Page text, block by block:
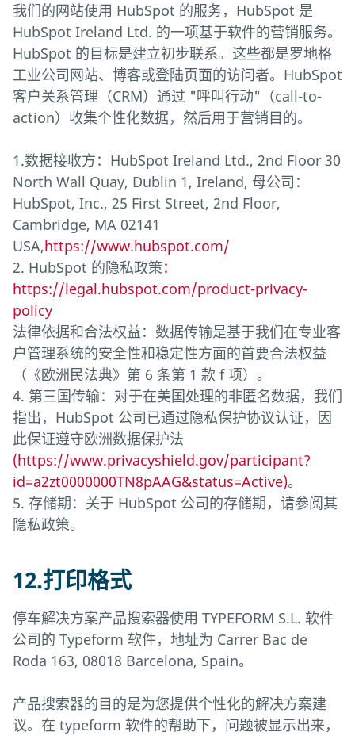
我们的网站使用 HubSpot 的服务，HubSpot 是
HubSpot Ireland Ltd. 的一项基于软件的营销服务。
HubSpot 的目标是建立初步联系。这些都是罗地格
工业公司网站、博客或登陆页面的访问者。HubSpot
客户关系管理（CRM）通过 "呼叫行动"（call-to-
action）收集个性化数据，然后用于营销目的。
1.数据接收方：HubSpot Ireland Ltd., 2nd Floor 30
North Wall Quay, Dublin 1, Ireland, 母公司：
HubSpot, Inc., 25 First Street, 2nd Floor,
Cambridge, MA 02141
USA,https://www.hubspot.com/
2. HubSpot 的隐私政策：
https://legal.hubspot.com/product-privacy-
policy
法律依据和合法权益：数据传输是基于我们在专业客
户管理系统的安全性和稳定性方面的首要合法权益
（《欧洲民法典》第 6 条第 1 款 f 项）。
4. 第三国传输：对于在美国处理的非匿名数据，我们
指出，HubSpot 公司已通过隐私保护协议认证，因
此保证遵守欧洲数据保护法
(https://www.privacyshield.gov/participant?
id=a2zt0000000TN8pAAG&status=Active)。
5. 存储期：关于 HubSpot 公司的存储期，请参阅其
隐私政策。
12.打印格式
停车解决方案产品搜索器使用 TYPEFORM S.L. 软件
公司的 Typeform 软件，地址为 Carrer Bac de
Roda 163, 08018 Barcelona, Spain。
产品搜索器的目的是为您提供个性化的解决方案建
议。在 typeform 软件的帮助下，问题被显示出来，